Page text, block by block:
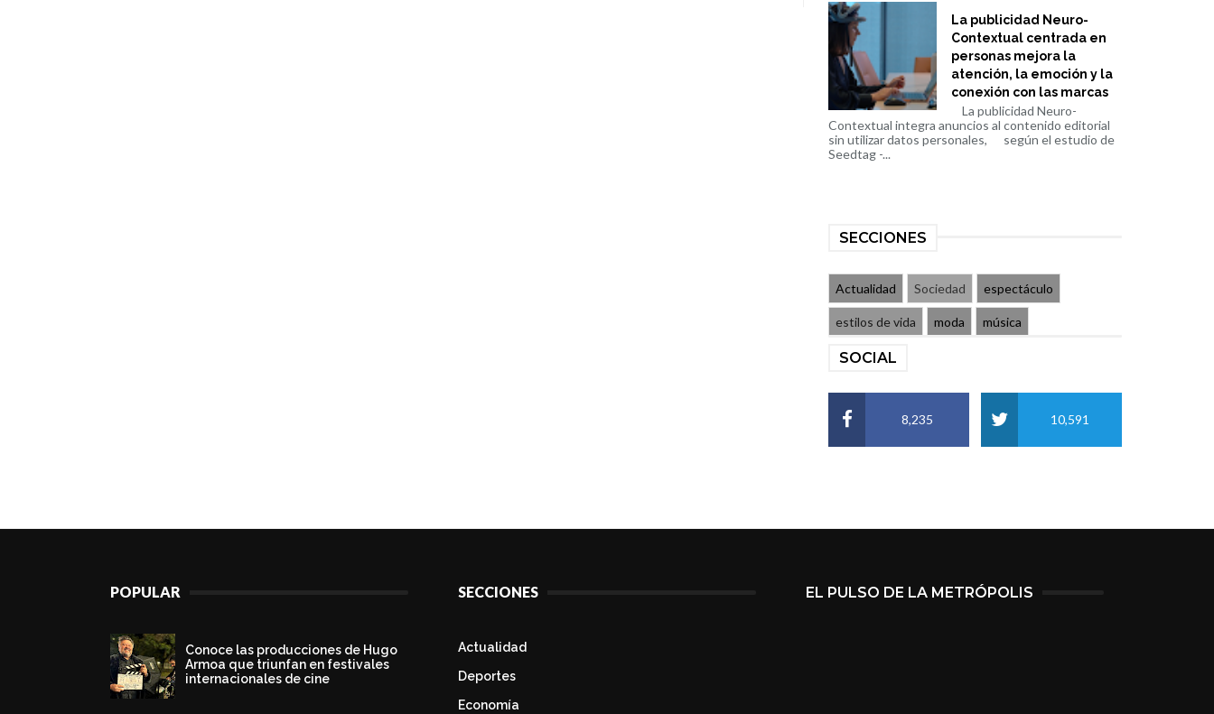
La publicidad Neuro-
Contextual centrada en
personas mejora la
atención, la emoción y la
conexión con las marcas
La publicidad Neuro-
Contextual integra anuncios al contenido editorial
sin utilizar datos personales, según el estudio de
Seedtag -...
SECCIONES
Actualidad Sociedad espectáculo
estilos de vida moda música
SOCIAL
8,235 10,591
POPULAR
Conoce las producciones de Hugo
Armoa que triunfan en festivales
internacionales de cine
SECCIONES
Actualidad
Deportes
Economía
EL PULSO DE LA METRÓPOLIS